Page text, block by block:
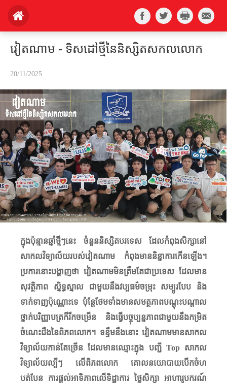
វៀតណាម - ទិសដៅថ្មីនៃនិស្សិតសកលលោក
20/11/2025
ក្នុងប៉ុន្មានឆ្នាំថ្មីៗនេះ ចំនួននិស្សិតបរទេស ដែលកំពុងសិក្សានៅ
សាកលវិទ្យាល័យរបស់​វៀតណាម កំពុងមាននិន្នាការកើនឡើង។
ប្រការនោះបង្ហាញថា វៀតណាមមិនត្រឹមតែជាប្រទេស ដែលមាន​
សុវត្ថិភាព​ ស្និទ្ធស្នាល ជាមួយនឹងវប្បធម៌ចម្រុះ សម្បូរបែប និង
ទាក់ទាញប៉ុណ្ណោះទេ ប៉ុន្តែថែមទាំងមានសមត្ថភាពបណ្តុះបណ្តាល
ថ្នាក់បរិញ្ញាបត្រក៏រីកចម្រើន និងធ្វើបច្ចុប្បន្នភាពជាមួយនឹងកម្រិត
ចំណេះដឹងនៃពិភពលោក។ ទន្ទឹមនឹងនោះ វៀតណាមមាន​សាកល
វិទ្យាល័យ​​កាន់តែច្រើន ដែល​មាន​ឈ្មោះក្នុង បញ្ជី​ Top​ សាកល
វិទ្យាល័យល្បីៗ លើពិភពលោក គោលនយោបាយបើកចំហ
បត់បែន ការផ្តល់អាទិភាពលើទិដ្ឋាការ ថ្លៃសិក្សា អាហារូបករណ៍